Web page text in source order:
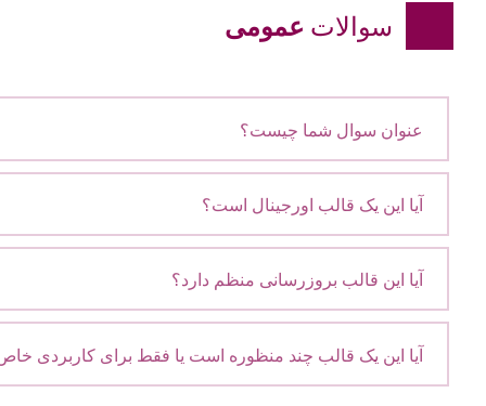
سوالات عمومی
عنوان سوال شما چیست؟
آیا این یک قالب اورجینال است؟
آیا این قالب بروزرسانی منظم دارد؟
آیا این یک قالب چند منظوره است یا فقط برای کاربردی